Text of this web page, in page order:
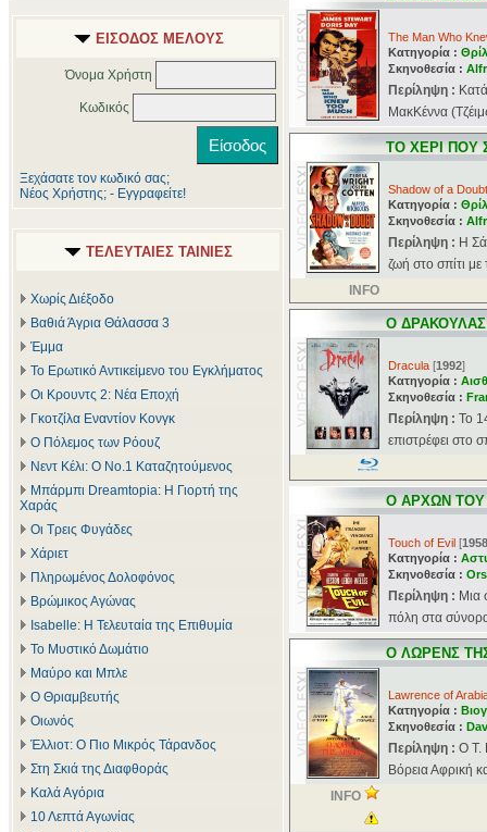
ΕΙΣΟΔΟΣ ΜΕΛΟΥΣ
Όνομα Χρήστη
Κωδικός
Ξεχάσατε τον κωδικό σας;
Νέος Χρήστης; - Εγγραφείτε!
ΤΕΛΕΥΤΑΙΕΣ ΤΑΙΝΙΕΣ
Χωρίς Διέξοδο
Βαθιά Άγρια Θάλασσα 3
Έμμα
Το Ερωτικό Αντικείμενο του Εγκλήματος
Οι Κρουντς 2: Νέα Εποχή
Γκοτζίλα Εναντίον Κονγκ
Ο Πόλεμος των Ρόουζ
Νεντ Κέλι: Ο Νο.1 Καταζητούμενος
Μπάρμπι Dreamtopia: Η Γιορτή της
Χαράς
Οι Τρεις Φυγάδες
Χάριετ
Πληρωμένος Δολοφόνος
Βρώμικος Αγώνας
Isabelle: Η Τελευταία της Επιθυμία
Το Μυστικό Δωμάτιο
Μαύρο και Μπλε
Ο Θριαμβευτής
Οιωνός
Έλλιοτ: Ο Πιο Μικρός Τάρανδος
Στη Σκιά της Διαφθοράς
Καλά Αγόρια
10 Λεπτά Αγωνίας
The Man Who
Κατηγορία :
Σκηνοθεσία :
Περίληψη :
ΜακΚέννα
ΤΟ ΧΕΡΙ ΠΟΥ
Shadow of a Doubt
Κατηγορία :
Σκηνοθεσία :
Περίληψη : Η
ζωή στο σπίτι με
INFO
Ο ΔΡΑΚΟΥΛΑΣ
Dracula [1992]
Κατηγορία :
Σκηνοθεσία :
Περίληψη : Το
επιστρέφει στο
Ο ΑΡΧΩΝ
Touch of Evil [1958
Κατηγορία :
Σκηνοθεσία :
Περίληψη : Μια
πόλη στα
Ο ΛΩΡΕΝΣ
Lawrence of
Κατηγορία :
Σκηνοθεσία :
Περίληψη : O Τ.
Βόρεια Αφρική
INFO